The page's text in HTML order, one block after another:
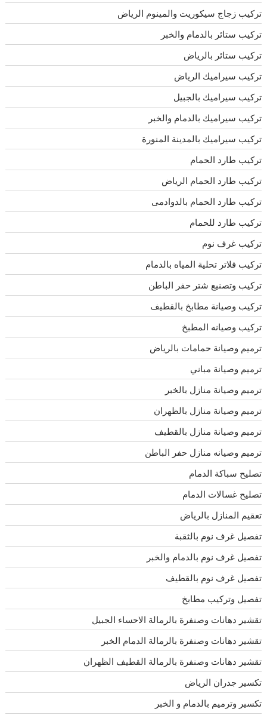
تركيب زجاج سيكوريت والمينوم الرياض
تركيب ستائر بالدمام والخبر
تركيب ستائر بالرياض
تركيب سيراميك الرياض
تركيب سيراميك بالجبيل
تركيب سيراميك بالدمام والخبر
تركيب سيراميك بالمدينة المنورة
تركيب طارد الحمام
تركيب طارد الحمام الرياض
تركيب طارد الحمام بالدوادمى
تركيب طارد للحمام
تركيب غرف نوم
تركيب فلاتر تحلية المياه بالدمام
تركيب وتصنيع شتر حفر الباطن
تركيب وصيانة مطابخ بالقطيف
تركيب وصيانه المطبخ
ترميم وصيانة حمامات بالرياض
ترميم وصيانة مباني
ترميم وصيانة منازل بالخبر
ترميم وصيانة منازل بالظهران
ترميم وصيانة منازل بالقطيف
ترميم وصيانه منازل حفر الباطن
تصليح سباكة الدمام
تصليح غسالات الدمام
تعقيم المنازل بالرياض
تفصيل غرف نوم بالثقبة
تفصيل غرف نوم بالدمام والخبر
تفصيل غرف نوم بالقطيف
تفصيل وتركيب مطابخ
تقشير دهانات وصنفرة بالرمالة الاحساء الجبيل
تقشير دهانات وصنفرة بالرمالة الدمام الخبر
تقشير دهانات وصنفرة بالرمالة القطيف الظهران
تكسير جدران الرياض
تكسير وترميم بالدمام و الخبر